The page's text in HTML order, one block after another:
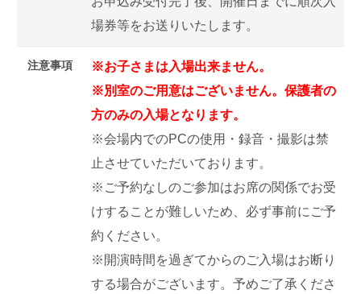
場券等をお送りいたします。
注意事項
※お子さまは入場出来ません。
※別室のご用意はございません。保護者の
方のみの入場となります。
※会場内でのPCの使用・録音・撮影は禁
止させていただいております。
※ご予約なしのご参加はお席の関係でお受
けすることが難しいため、必ず事前にご予
約ください。
※開演時間を過ぎてからのご入場はお断り
する場合がございます。予めご了承くださ